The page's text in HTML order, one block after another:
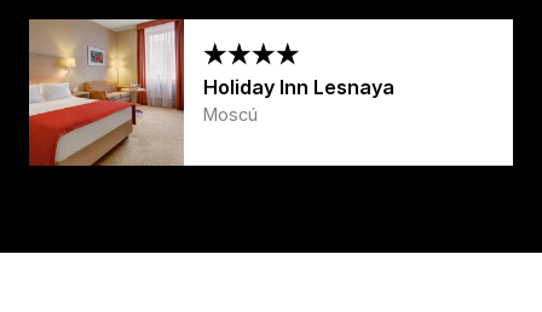
Holiday Inn Lesnaya
Moscú